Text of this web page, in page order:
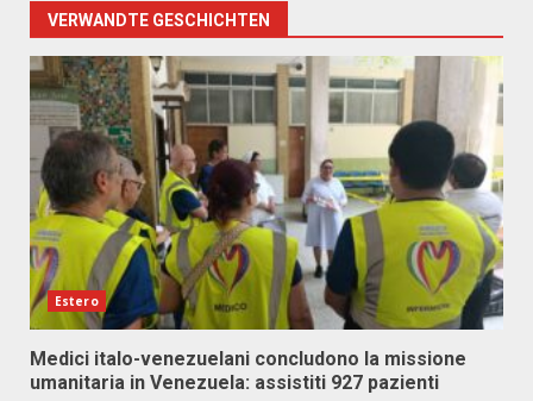
VERWANDTE GESCHICHTEN
Estero
Medici italo-venezuelani concludono la missione
umanitaria in Venezuela: assistiti 927 pazienti